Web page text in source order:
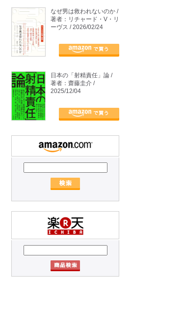
なぜ男は救われないのか /
著者：リチャード・V・リ
ーヴス / 2026/02/24
日本の「射精責任」論 /
著者：齋藤圭介 /
2025/12/04